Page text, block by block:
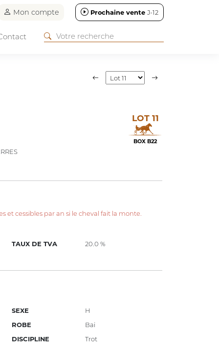
Mon compte Prochaine vente J-12
LOT 11
BOX B22
et cessibles par an si le cheval fait la monte.
TAUX DE TVA 20.0 %
SEXE
H
ROBE
Bai
DISCIPLINE
Trot